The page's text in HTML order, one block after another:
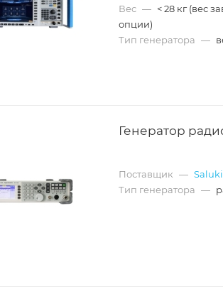
Вес — < 28 кг (вес
опции)
Тип генератора —
Генератор
Поставщик —
Тип генератора —